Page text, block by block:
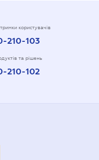
користувачів
210-103
та рішень
210-102